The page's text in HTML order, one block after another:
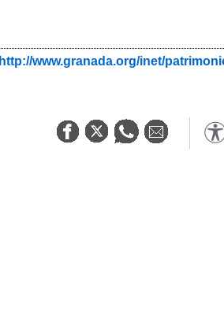
http://www.granada.org/inet/